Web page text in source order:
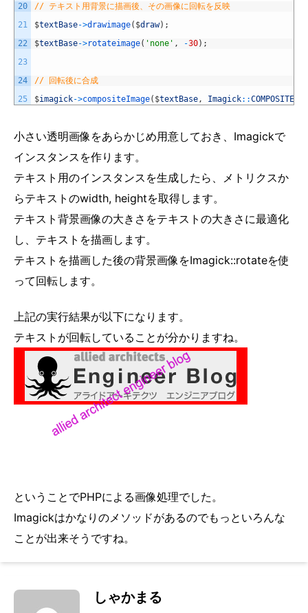
20
21
22
23
24
25
// テキスト用背景に描画後、その画像に回転を反映
$textBase->drawimage( $draw) ;
$textBase->rotateimage( 'none' , -30) ;
// 回転後に合成
$imagick->compositeImage( $textBase , Imagick::
小さい透明画像をあらかじめ用意しておき、Imagickで
インスタンスを作ります。
テキスト用のインスタンスを生成したら、メトリクスか
らテキストのwidth, heightを取得します。
テキスト背景画像の大きさをテキストの大きさに最適化
し、テキストを描画します。
テキストを描画した後の背景画像をImagick::rotateを使
って回転します。
上記の実行結果が以下になります。
テキストが回転していることが分かりますね。
ということでPHPによる画像処理でした。
Imagickはかなりのメソッドがあるのでもっといろんな
ことが出来そうですね。
しゃかまる